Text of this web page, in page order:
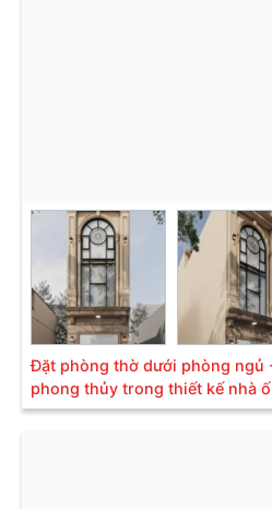
Đặt phòng thờ dưới phòng ngủ
phong thủy trong thiết kế nhà